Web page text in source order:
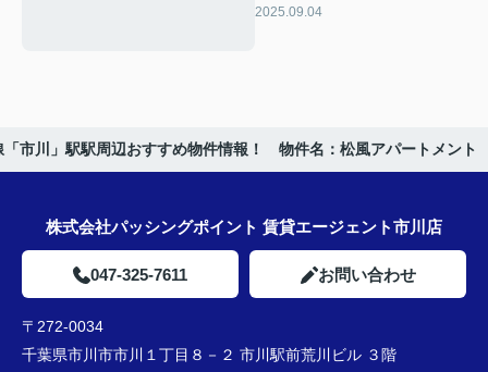
報！ 物件名：サニーコート
2025.09.04
「市川」駅駅周辺おすすめ物件情報！ 物件名：松風アパートメント
株式会社パッシングポイント 賃貸エージェント市川店
047-325-7611 お問い合わせ
〒272-0034
千葉県市川市市川１丁目８－２ 市川駅前荒川ビル ３階